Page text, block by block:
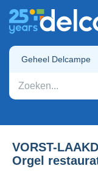
Geheel Delcampe
VORST-
Orgel